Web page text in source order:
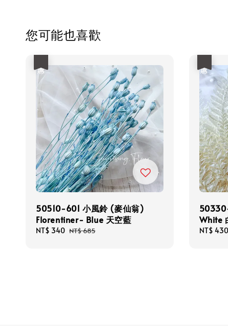
您可能也喜歡
50510-601 小風鈴 (麥仙翁)
Florentiner- Blue 天空藍
Sale
NT$ 340 Regular
NT$ 685
White
Sale
NT$ 430